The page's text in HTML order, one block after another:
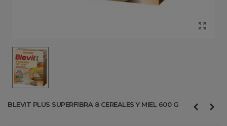
BLEVIT PLUS SUPERFIBRA 8 CEREALES Y MIEL 600 G